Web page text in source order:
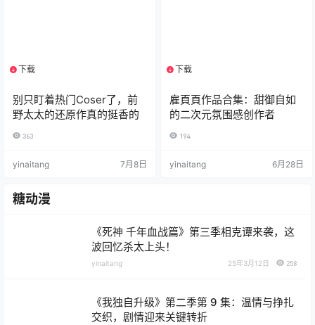
下载
别只盯着热门Coser了，前
野太太的还原作真的挺香的
363
yinaitang 7月8日
下载
雇頁頁作品合集：甜御自如
的二次元氛围感创作者
194
yinaitang 6月28日
糖动漫
《死神 千年血战篇》第三季相克谭来袭，这
波回忆杀太上头！
yinaitang 25年3月12日 258
《我独自升级》第二季第 9 集：温情与挣扎
交织，剧情迎来关键转折